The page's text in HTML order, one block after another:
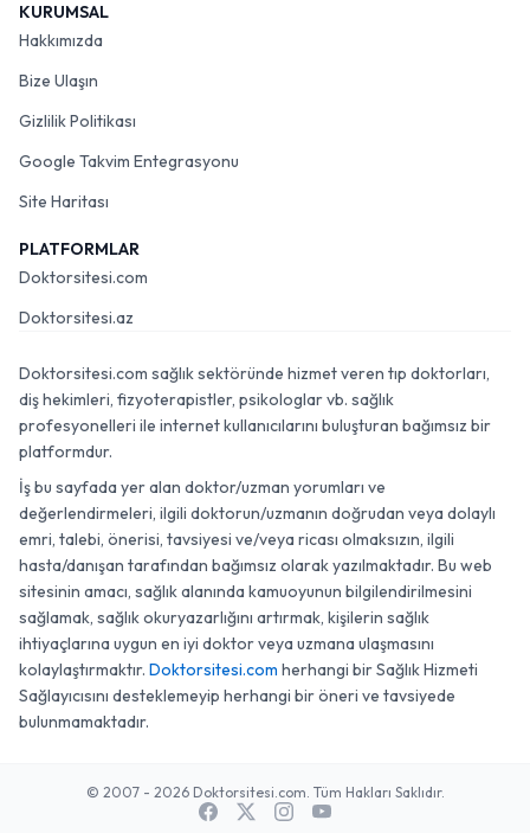
KURUMSAL
Hakkımızda
Bize Ulaşın
Gizlilik Politikası
Google Takvim Entegrasyonu
Site Haritası
PLATFORMLAR
Doktorsitesi.com
Doktorsitesi.az
Doktorsitesi.com sağlık sektöründe hizmet veren tıp doktorları,
diş hekimleri, fizyoterapistler, psikologlar vb. sağlık
profesyonelleri ile internet kullanıcılarını buluşturan bağımsız bir
platformdur.
İş bu sayfada yer alan doktor/uzman yorumları ve
değerlendirmeleri, ilgili doktorun/uzmanın doğrudan veya dolaylı
emri, talebi, önerisi, tavsiyesi ve/veya ricası olmaksızın, ilgili
hasta/danışan tarafından bağımsız olarak yazılmaktadır. Bu web
sitesinin amacı, sağlık alanında kamuoyunun bilgilendirilmesini
sağlamak, sağlık okuryazarlığını artırmak, kişilerin sağlık
ihtiyaçlarına uygun en iyi doktor veya uzmana ulaşmasını
kolaylaştırmaktır. Doktorsitesi.com herhangi bir Sağlık Hizmeti
Sağlayıcısını desteklemeyip herhangi bir öneri ve tavsiyede
bulunmamaktadır.
© 2007 - 2026 Doktorsitesi.com. Tüm Hakları Saklıdır.